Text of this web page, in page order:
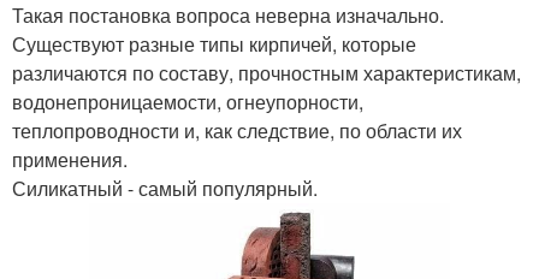
Такая постановка вопроса неверна изначально.
Существуют разные типы кирпичей, которые
различаются по составу, прочностным характеристикам,
водонепроницаемости, огнеупорности,
теплопроводности и, как следствие, по области их
применения.
Силикатный - самый популярный.